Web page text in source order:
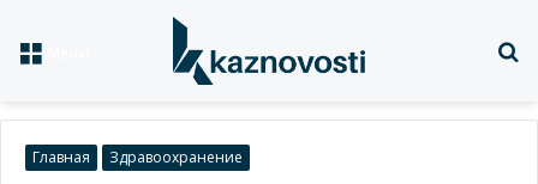
Главная Здравоохранение